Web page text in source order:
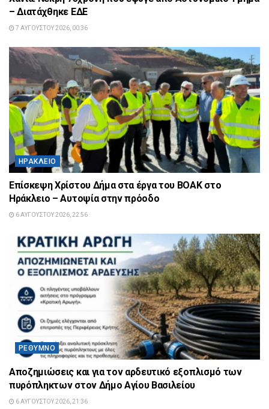
– Διατάχθηκε ΕΔΕ
7 ΑΥΓΟΎΣΤΟΥ 2026, 00:36
ΗΡΆΚΛΕΙΟ
Επίσκεψη Χρίστου Δήμα στα έργα του ΒΟΑΚ στο
Ηράκλειο – Αυτοψία στην πρόοδο
6 ΑΥΓΟΎΣΤΟΥ 2026, 22:56
ΡΈΘΥΜΝΟ
Αποζημιώσεις και για τον αρδευτικό εξοπλισμό των
πυρόπληκτων στον Δήμο Αγίου Βασιλείου
6 ΑΥΓΟΎΣΤΟΥ 2026, 21:36